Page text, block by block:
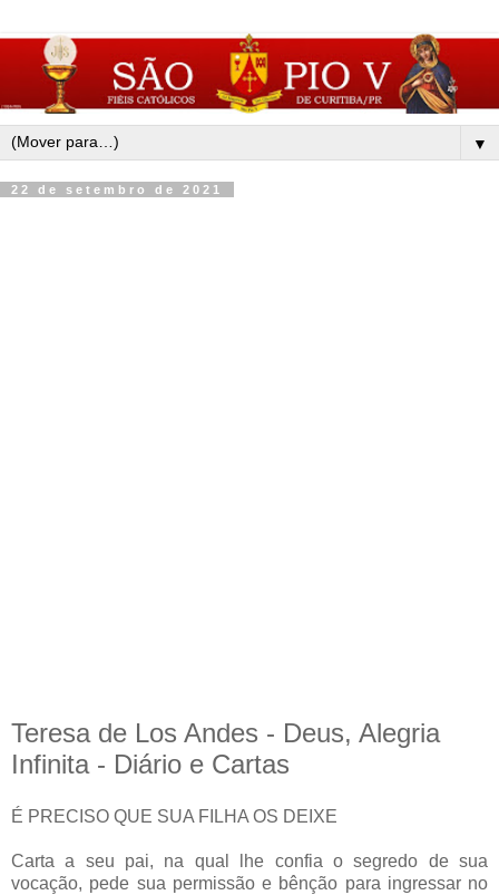
▼
22 de setembro de 2021
Teresa de Los Andes - Deus, Alegria
Infinita - Diário e Cartas
É PRECISO QUE SUA FILHA OS DEIXE
Carta a seu pai, na qual lhe confia o segredo de sua
vocação, pede sua permissão e bênção para ingressar no